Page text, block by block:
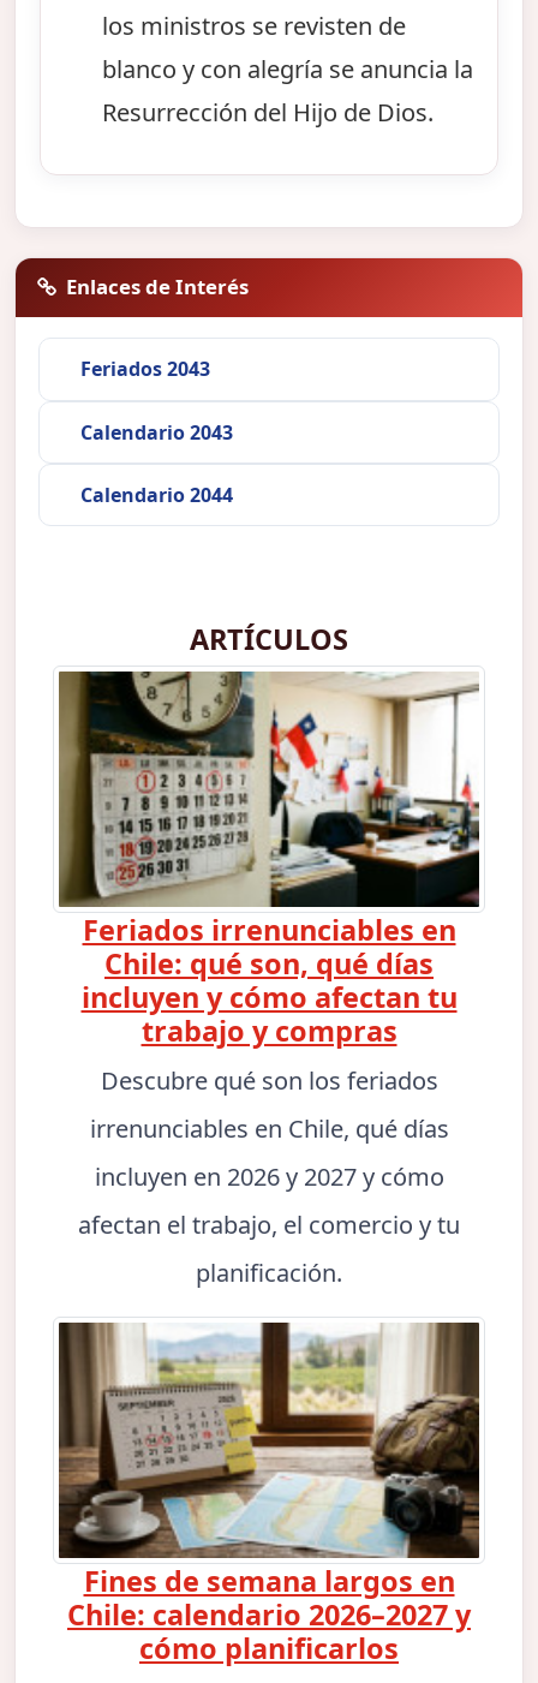
los ministros se revisten de
blanco y con alegría se anuncia la
Resurrección del Hijo de Dios.
Enlaces de Interés
Feriados 2043
Calendario 2043
Calendario 2044
ARTÍCULOS
Feriados irrenunciables en
Chile: qué son, qué días
incluyen y cómo afectan tu
trabajo y compras
Descubre qué son los feriados
irrenunciables en Chile, qué días
incluyen en 2026 y 2027 y cómo
afectan el trabajo, el comercio y tu
planificación.
Fines de semana largos en
Chile: calendario 2026–2027 y
cómo planificarlos